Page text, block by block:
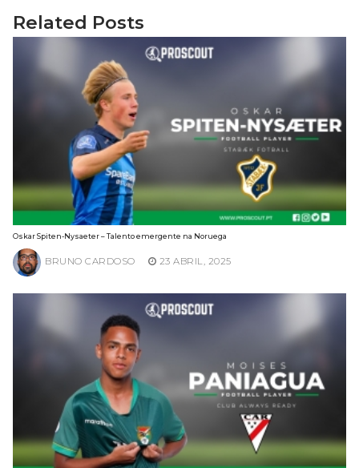
Related Posts
Oskar Spiten-Nysaeter – Talento emergente na Noruega
BRUNO CARDOSO 23 ABRIL, 2025